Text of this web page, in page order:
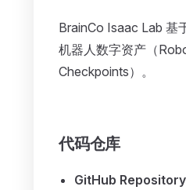
BrainCo Isaac Lab 基
机器人数字资产（
Checkpoints）。
代码仓库
GitHub Repository